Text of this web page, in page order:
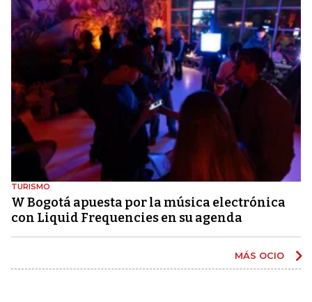
TURISMO
W Bogotá apuesta por la música electrónica
con Liquid Frequencies en su agenda
MÁS OCIO